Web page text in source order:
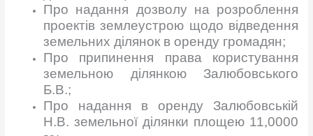
Про надання дозволу на розроблення
проектів землеустрою щодо відведення
земельних ділянок в оренду громадян;
Про припинення права користування
земельною ділянкою Залюбовського
Б.В.;
Про надання в оренду Залюбовській
Н.В. земельної ділянки площею 11,0000